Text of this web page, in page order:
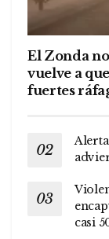
El Zonda
vuelve a
fuertes
casi